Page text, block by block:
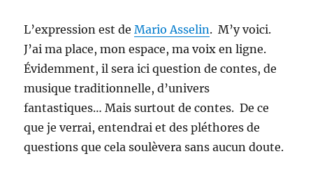
L’expression est deMario Asselin. M’y voici.
J’ai ma place, mon espace, ma voix en ligne.
Évidemment, il sera ici question de contes, de
musique traditionnelle, d’univers
fantastiques… Mais surtout de contes. De ce
que je verrai, entendrai et des pléthores de
questions que cela soulèvera sans aucun doute.